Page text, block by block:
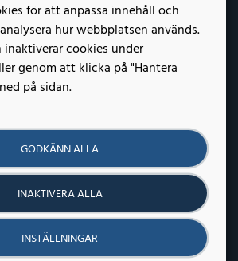
Hantera cookies
för att anpassa innehåll och
hur webbplatsen används.
cookies under
genom att klicka på "Hantera
på sidan.
GODKÄNN ALLA
INAKTIVERA ALLA
INSTÄLLNINGAR